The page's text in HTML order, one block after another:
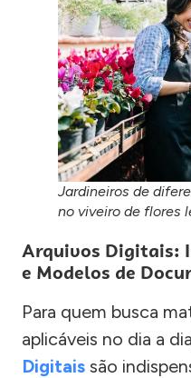
Jardineiros de
no viveiro de flores
Arquivos Digitais:
e Modelos de
Para quem busca
aplicáveis no dia a
Digitais são